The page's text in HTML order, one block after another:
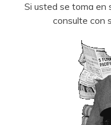
Si usted se toma en
consulte con